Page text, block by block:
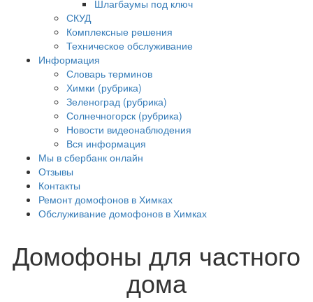
Шлагбаумы под ключ
СКУД
Комплексные решения
Техническое обслуживание
Информация
Словарь терминов
Химки (рубрика)
Зеленоград (рубрика)
Солнечногорск (рубрика)
Новости видеонаблюдения
Вся информация
Мы в сбербанк онлайн
Отзывы
Контакты
Ремонт домофонов в Химках
Обслуживание домофонов в Химках
Домофоны для частного
дома